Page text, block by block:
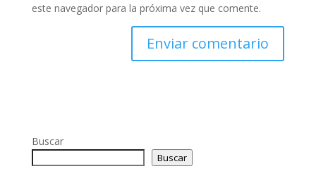
este navegador para la próxima vez que comente.
Buscar
Buscar